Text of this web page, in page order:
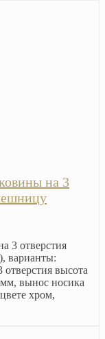
на 3
3 отверстия
варианты:
высота
вынос носика
хром,